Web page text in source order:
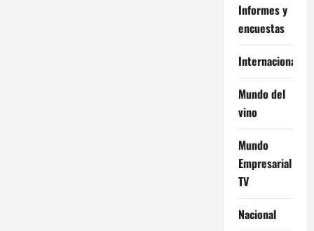
Informes y
encuestas
Internacional
Mundo del
vino
Mundo
Empresarial
TV
Nacional